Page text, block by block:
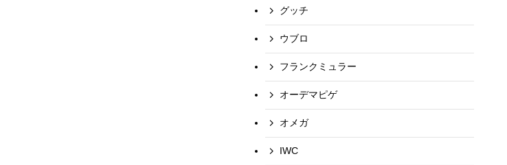
グッチ
ウブロ
フランクミュラー
オーデマピゲ
オメガ
IWC